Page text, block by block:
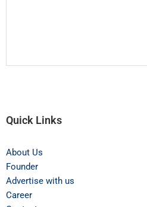
Quick Links
About Us
Founder
Advertise with us
Career